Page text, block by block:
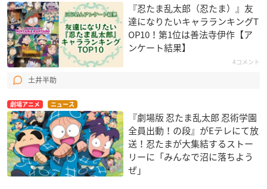
『忍たま乱太郎（忍たま）』友
達になりたいキャラランキングT
OP10！第1位は善法寺伊作【ア
ンケート結果】
4コメント
土井半助
劇場アニメ ニュース
『劇場版 忍たま乱太郎 忍術学園
全員出動！の段』がEテレにて放
送！忍たまが大集結するストー
リーに「みんなで沼に落ちよう
ぜ」